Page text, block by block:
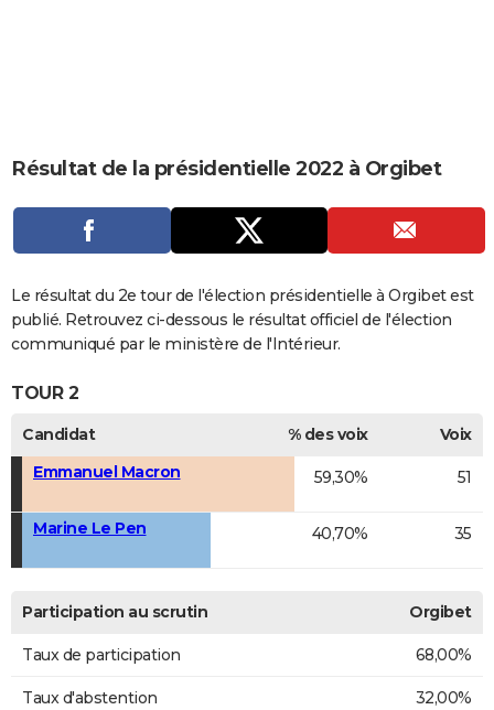
CARTE DE VOEUX
DICTIONNAIRE
Dictionnaire
Biographies
Expressions
Proverbes
PROGRAMME TV
COPAINS D'AVANT
Se connecter
Collèges
Universités
Entreprises
Service militaire
Avis de recherche
AVIS DE DÉCÈS
FORUM
Bricolage
Culture
Television
Voyage
Résultat de la présidentielle 2022 à Orgibet
Le résultat du 2e tour de l'élection présidentielle à Orgibet est
publié. Retrouvez ci-dessous le résultat officiel de l'élection
communiqué par le ministère de l'Intérieur.
TOUR 2
Candidat % des voix
Voix
Emmanuel Macron
59,30% 51
Marine Le Pen 40,70% 35
Participation au scrutin Orgibet
Taux de participation 68,00%
Taux d'abstention 32,00%